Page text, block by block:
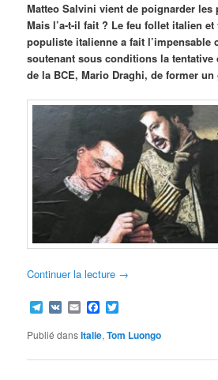
Matteo Salvini vient de poignarder les
Mais l’a-t-il fait ? Le feu follet italien
populiste italienne a fait l’impensable
soutenant sous conditions la tentative
de la BCE, Mario Draghi, de former un
Continuer la lecture →
Telegram
VK EmailFacebook
Publié dansItalie,Tom Luongo